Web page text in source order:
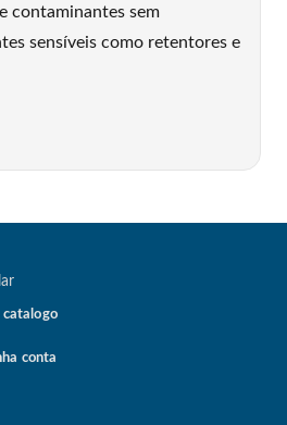
contaminantes sem
sensíveis como retentores e
rápida e sem deixar
limpeza profunda de
maior segurança e
atendidos.
o Air Repair é indicado
de sistemas split, VRF,
catalogo
conta